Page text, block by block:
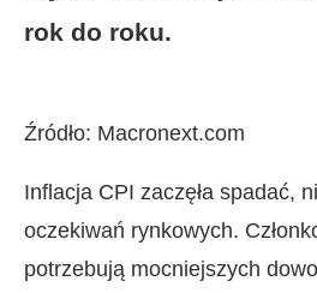
rok do roku.
Źródło: Macronext.com
Inflacja CPI zaczęła spadać,
oczekiwań rynkowych.
potrzebują mocniejszych